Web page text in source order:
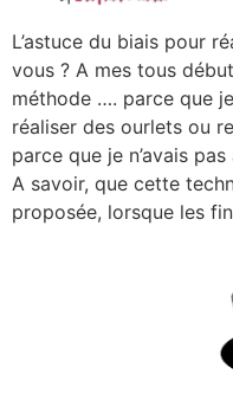
L’astuce du biais pour
vous ? A mes tous
méthode …. parce que
réaliser des ourlets ou
parce que je n’avais
A savoir, que cette
proposée, lorsque les